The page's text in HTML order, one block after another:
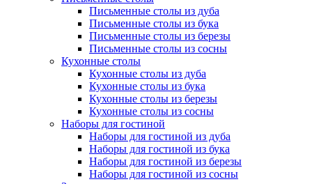
Письменные столы из дуба
Письменные столы из бука
Письменные столы из березы
Письменные столы из сосны
Кухонные столы
Кухонные столы из дуба
Кухонные столы из бука
Кухонные столы из березы
Кухонные столы из сосны
Наборы для гостиной
Наборы для гостиной из дуба
Наборы для гостиной из бука
Наборы для гостиной из березы
Наборы для гостиной из сосны